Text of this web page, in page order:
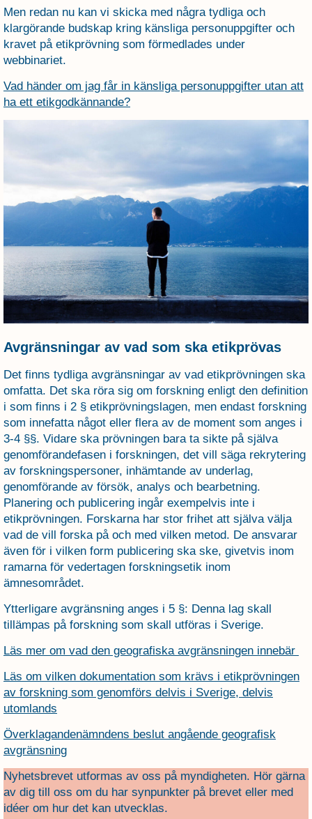
Men redan nu kan vi skicka med några tydliga och
klargörande budskap kring känsliga personuppgifter och
kravet på etikprövning som förmedlades under
webbinariet.
Vad händer om jag får in känsliga personuppgifter utan att
ha ett etikgodkännande?
Avgränsningar av vad som ska etikprövas
Det finns tydliga avgränsningar av vad etikprövningen ska
omfatta. Det ska röra sig om forskning enligt den definition
i som finns i 2 § etikprövningslagen, men endast forskning
som innefatta något eller flera av de moment som anges i
3-4 §§. Vidare ska prövningen bara ta sikte på själva
genomförandefasen i forskningen, det vill säga rekrytering
av forskningspersoner, inhämtande av underlag,
genomförande av försök, analys och bearbetning.
Planering och publicering ingår exempelvis inte i
etikprövningen. Forskarna har stor frihet att själva välja
vad de vill forska på och med vilken metod. De ansvarar
även för i vilken form publicering ska ske, givetvis inom
ramarna för vedertagen forskningsetik inom
ämnesområdet.
Ytterligare avgränsning anges i 5 §: Denna lag skall
tillämpas på forskning som skall utföras i Sverige.
Läs mer om vad den geografiska avgränsningen innebär
Läs om vilken dokumentation som krävs i etikprövningen
av forskning som genomförs delvis i Sverige, delvis
utomlands
Överklagandenämndens beslut angående geografisk
avgränsning
Nyhetsbrevet utformas av oss på myndigheten. Hör gärna
av dig till oss om du har synpunkter på brevet eller med
idéer om hur det kan utvecklas.